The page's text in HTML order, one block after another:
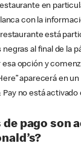
en
con la
está
al final de la
opción y
aparecerá en
Pay no está activado
de pago son